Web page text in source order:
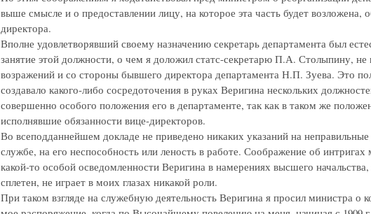
выше смысле и о предоставлении лицу, на которое эта часть будет возложена,
директора.
Вполне удовлетворявший своему назначению секретарь департамента был
занятие этой должности, о чем я доложил статс-секретарю П.А. Столыпину, не
возражений и со стороны бывшего директора департамента Н.П. Зуева. Это
создавало какого-либо сосредоточения в руках Веригина нескольких
совершенно особого положения его в департаменте, так как в таком же
исполнявшие обязанности вице-директоров.
Во всеподданнейшем докладе не приведено никаких указаний на
службе, на его неспособность или леность в работе. Соображение об
какой-то особой осведомленности Веригина в намерениях высшего
сплетен, не играет в моих глазах никакой роли.
При таком взгляде на служебную деятельность Веригина я просил министра о